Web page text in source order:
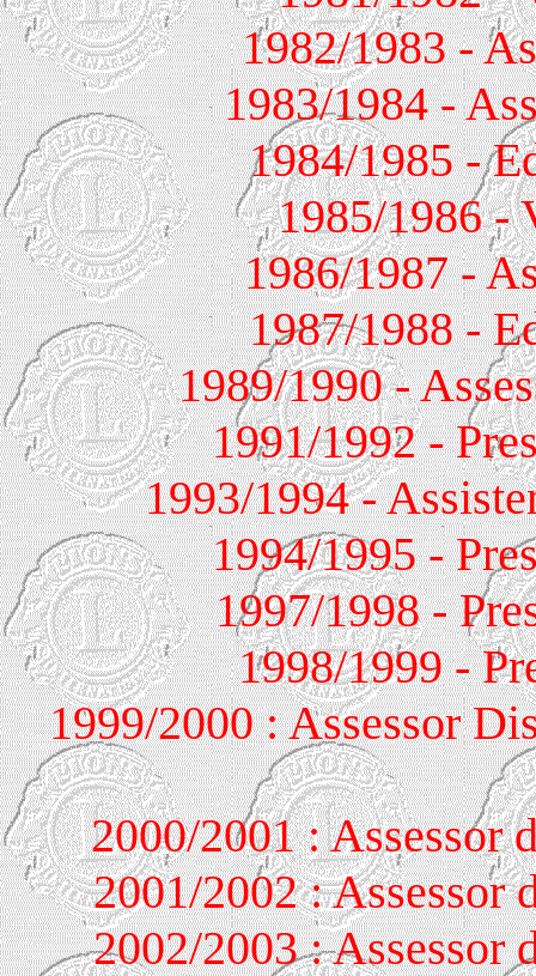
1982/1983 -
1983/1984 -
1984/1985 -
1985/1986 -
1986/1987 -
1987/1988 -
1989/1990 -
1991/1992 -
1993/1994 -
1994/1995 -
1997/1998 -
1998/1999 -
1999/2000 : Assessor
2000/2001 : Assessor
2001/2002 : Assessor
2002/2003 : Assessor